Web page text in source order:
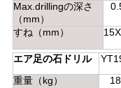
Max.drillingの深さ
（mm）
すね（mm）
エア足の石ドリル
重量（kg）
18